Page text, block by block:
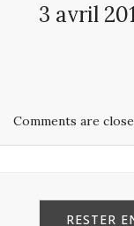
3 avril
Comments are
RESTER